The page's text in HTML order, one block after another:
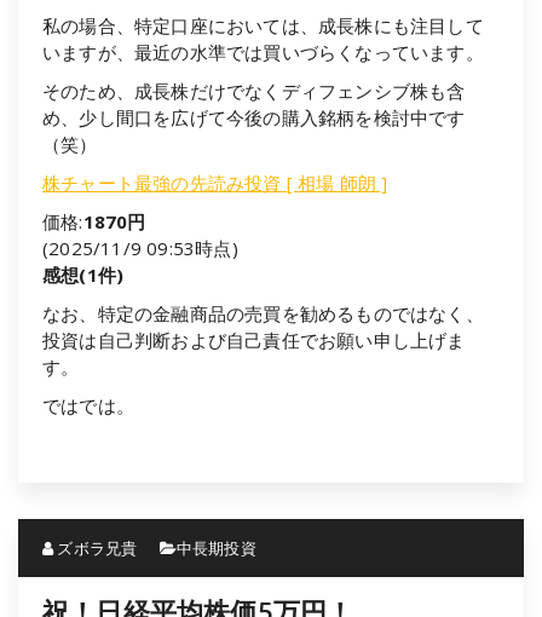
私の場合、特定口座においては、成長株にも注目して
いますが、最近の水準では買いづらくなっています。
そのため、成長株だけでなくディフェンシブ株も含
め、少し間口を広げて今後の購入銘柄を検討中です
（笑）
株チャート最強の先読み投資 [ 相場 師朗 ]
価格:1870円
(2025/11/9 09:53時点)
感想(1件)
なお、特定の金融商品の売買を勧めるものではなく、
投資は自己判断および自己責任でお願い申し上げま
す。
ではでは。
ズボラ兄貴 中長期投資